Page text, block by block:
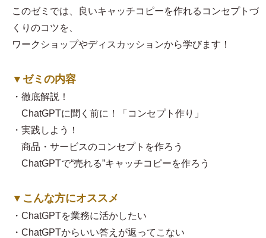
このゼミでは、良いキャッチコピーを作れるコンセプトづ
くりのコツを、
ワークショップやディスカッションから学びます！
▼ゼミの内容
・徹底解説！
ChatGPTに聞く前に！「コンセプト作り」
・実践しよう！
商品・サービスのコンセプトを作ろう
ChatGPTで“売れる”キャッチコピーを作ろう
▼こんな方にオススメ
・ChatGPTを業務に活かしたい
・ChatGPTからいい答えが返ってこない